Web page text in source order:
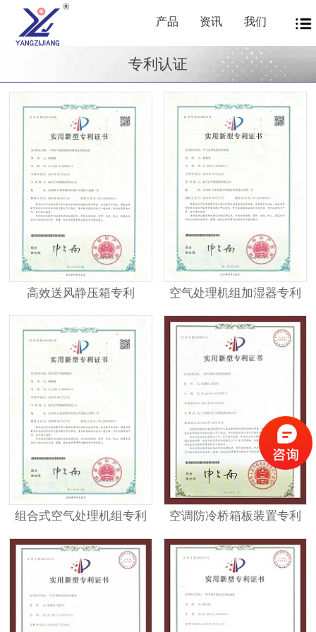
产品 资讯 我们
专利认证
高效送风静压箱专利 空气处理机组加湿器专利
组合式空气处理机组专利 空调防冷桥箱板装置专利